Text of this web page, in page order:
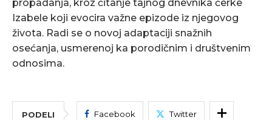
propadanja, kroz čitanje tajnog dnevnika ćerke
Izabele koji evocira važne epizode iz njegovog
života. Radi se o novoj adaptaciji snažnih
osećanja, usmerenoj ka porodičnim i društvenim
odnosima.
PODELI Facebook Twitter